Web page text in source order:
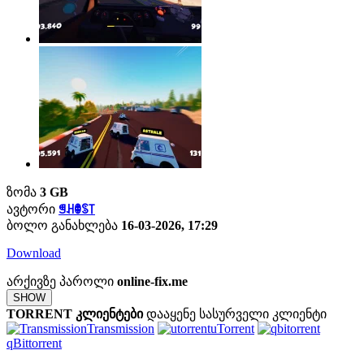
ზომა 3 GB
ავტორი ꁅꃅꂦꌗ꓄
ბოლო განახლება 16-03-2026, 17:29
Download
არქივზე პაროლი online-fix.me
SHOW
TORRENT კლიენტები დააყენე სასურველი კლიენტი
Transmission
uTorrent
qBittorrent